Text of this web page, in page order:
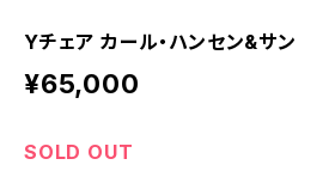
Yチェア カール・ハンセン&サン
¥65,000
SOLD OUT